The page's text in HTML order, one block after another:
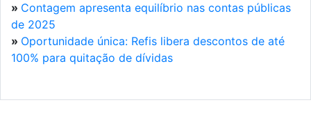
» Contagem apresenta equilíbrio nas contas públicas
de 2025
» Oportunidade única: Refis libera descontos de até
100% para quitação de dívidas